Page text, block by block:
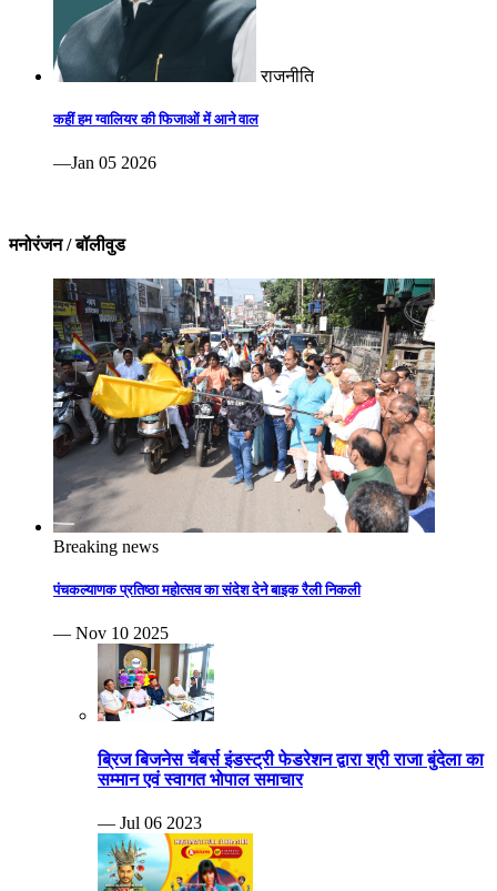
राजनीति
कहीं हम ग्वालियर की फिजाओं में आने वाल
—Jan 05 2026
मनोरंजन / बॉलीवुड
Breaking news
पंचकल्याणक प्रतिष्ठा महोत्सव का संदेश देने बाइक रैली निकली
— Nov 10 2025
ब्रिज बिजनेस चैंबर्स इंडस्ट्री फेडरेशन द्वारा श्री राजा बुंदेला का
सम्मान एवं स्वागत भोपाल समाचार
— Jul 06 2023